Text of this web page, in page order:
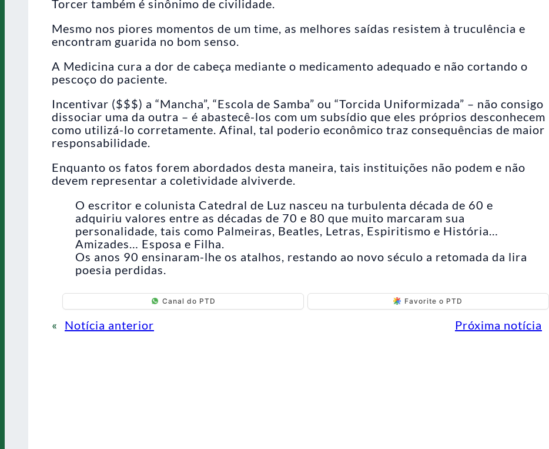
Torcer também é sinônimo de civilidade.
Mesmo nos piores momentos de um time, as melhores saídas resistem à truculência e
encontram guarida no bom senso.
A Medicina cura a dor de cabeça mediante o medicamento adequado e não cortando o
pescoço do paciente.
Incentivar ($$$) a “Mancha”, “Escola de Samba” ou “Torcida Uniformizada” – não consigo
dissociar uma da outra – é abastecê-los com um subsídio que eles próprios desconhecem
como utilizá-lo corretamente. Afinal, tal poderio econômico traz consequências de maior
responsabilidade.
Enquanto os fatos forem abordados desta maneira, tais instituições não podem e não
devem representar a coletividade alviverde.
O escritor e colunista Catedral de Luz nasceu na turbulenta década de 60 e
adquiriu valores entre as décadas de 70 e 80 que muito marcaram sua
personalidade, tais como Palmeiras, Beatles, Letras, Espiritismo e História…
Amizades… Esposa e Filha.
Os anos 90 ensinaram-lhe os atalhos, restando ao novo século a retomada da lira
poesia perdidas.
Canal do PTD Favorite o PTD
« Notícia anterior Próxima notícia